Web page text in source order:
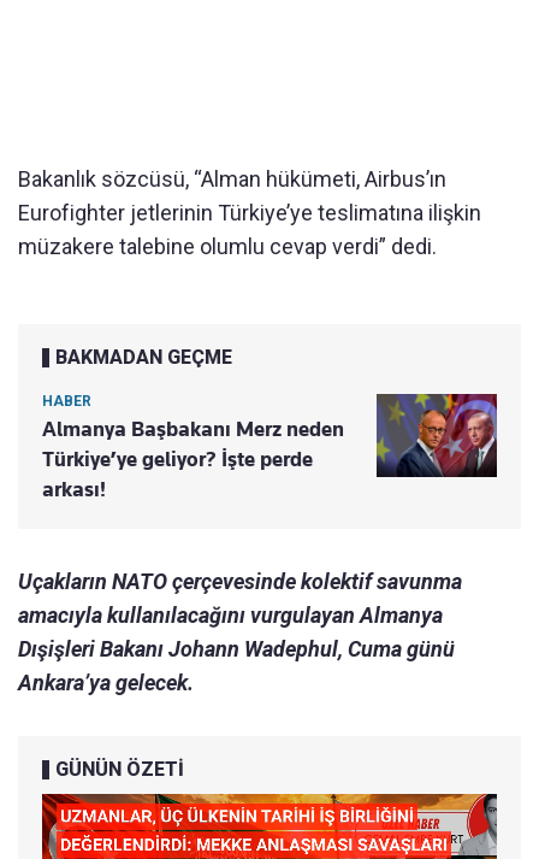
Bakanlık sözcüsü, “Alman hükümeti, Airbus’ın
Eurofighter jetlerinin Türkiye’ye teslimatına ilişkin
müzakere talebine olumlu cevap verdi” dedi.
BAKMADAN GEÇME
HABER
Almanya Başbakanı Merz neden
Türkiye’ye geliyor? İşte perde
arkası!
Uçakların NATO çerçevesinde kolektif savunma
amacıyla kullanılacağını vurgulayan Almanya
Dışişleri Bakanı Johann Wadephul, Cuma günü
Ankara’ya gelecek.
GÜNÜN ÖZETİ